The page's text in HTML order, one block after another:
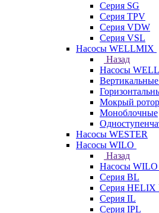
Серия SG
Серия TPV
Серия VDW
Серия VSL
Насосы WELLMIX
Назад
Насосы
Мокрый ротор
Моноблочные
Насосы WESTER
Насосы WILO
Назад
Насосы WILO
Серия BL
Серия HELIX
Серия IL
Серия IPL